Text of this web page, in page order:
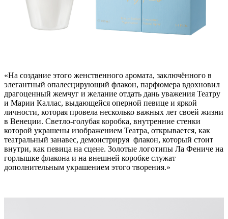
«На создание этого женственного аромата, заключённого в
элегантный опалесцирующий флакон, парфюмера вдохновил
драгоценный жемчуг и желание отдать дань уважения Театру
и Марии Каллас, выдающейся оперной певице и яркой
личности, которая провела несколько важных лет своей жизни
в Венеции. Светло-голубая коробка, внутренние стенки
которой украшены изображением Театра, открывается, как
театральный занавес, демонстрируя флакон, который стоит
внутри, как певица на сцене. Золотые логотипы Ла Фениче на
горлышке флакона и на внешней коробке служат
дополнительным украшением этого творения.»